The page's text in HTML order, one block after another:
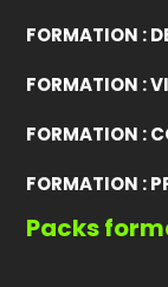
FORMATION :
FORMATION :
FORMATION :
FORMATION :
Packs